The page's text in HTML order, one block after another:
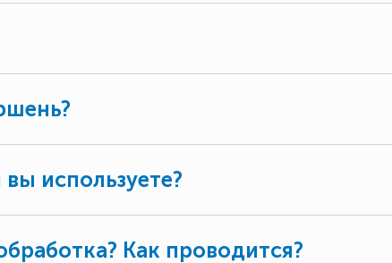
используете?
Как проводится?